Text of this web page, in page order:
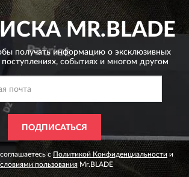
MR.BLADE
получать информацию о эксклюзивных
поступлениях, событиях и многом другом
ПОДПИСАТЬСЯ
сПолитикой Конфиденциальности и
пользованияMr.BLADE